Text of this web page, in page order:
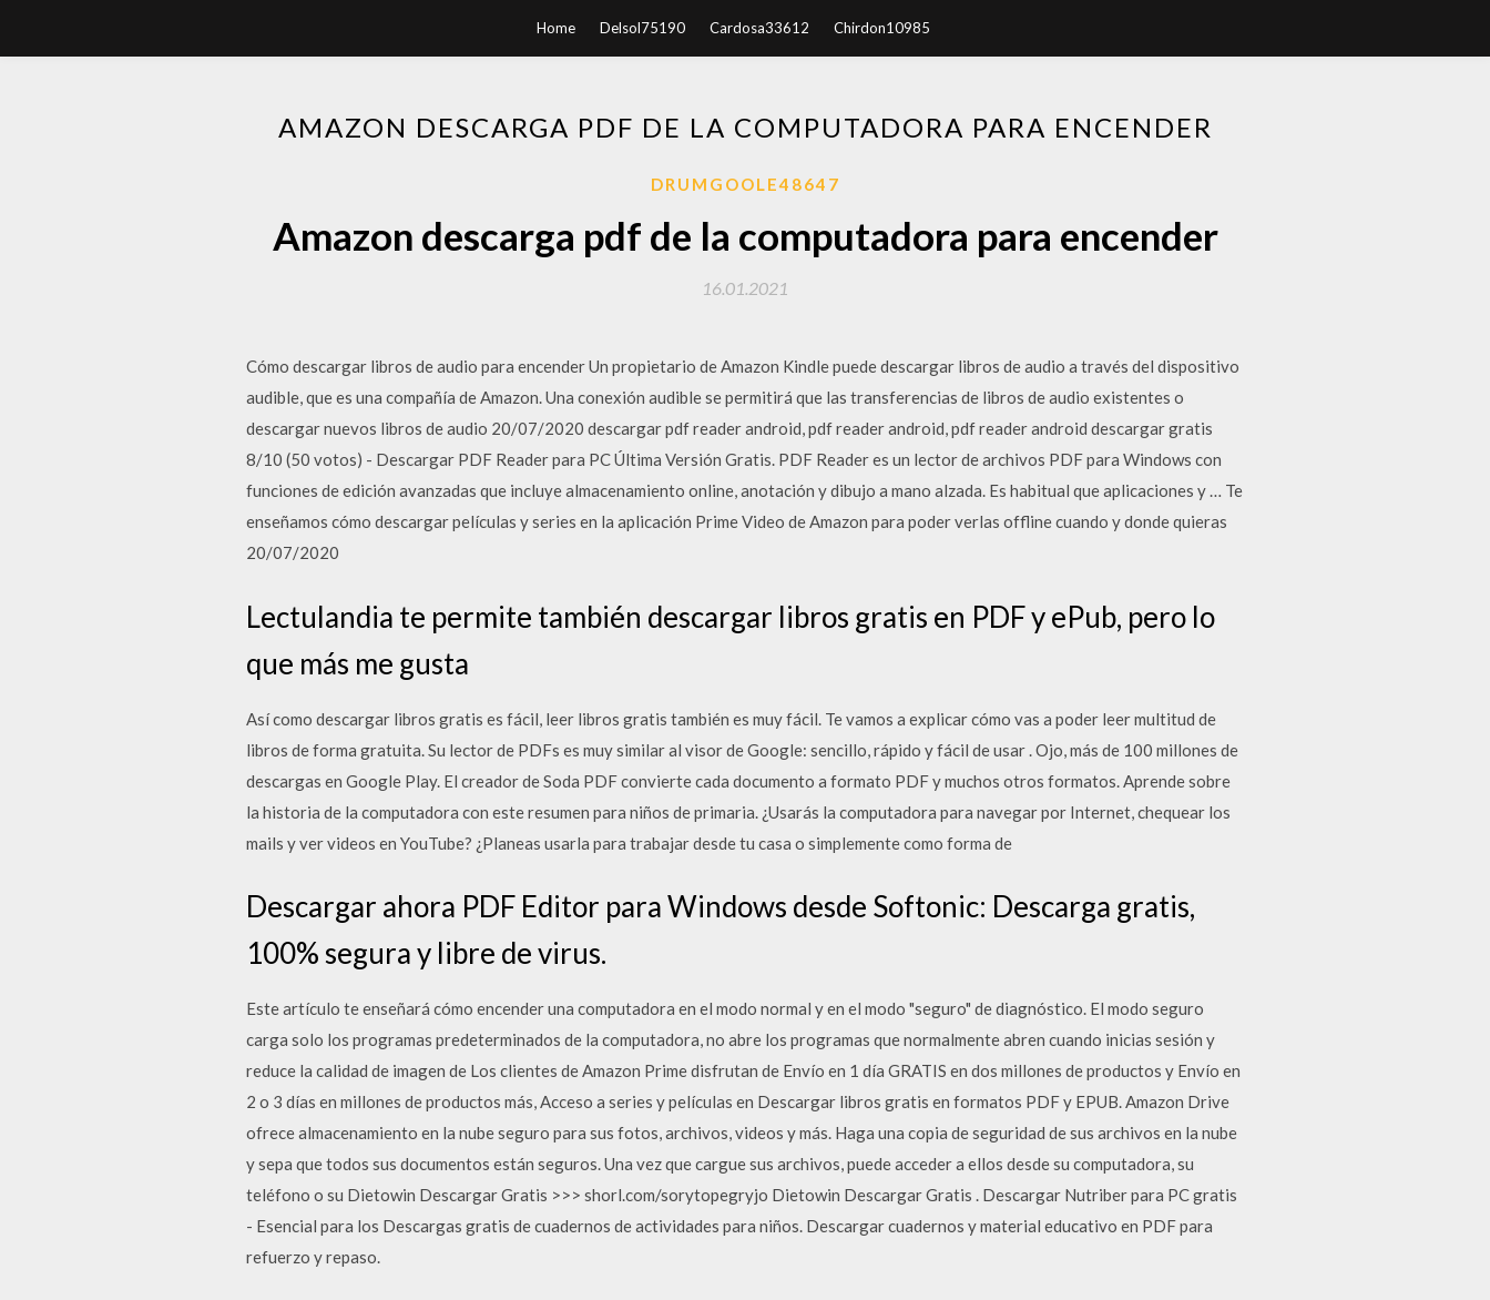
Home Delsol75190 Cardosa33612 Chirdon10985
AMAZON DESCARGA PDF DE LA COMPUTADORA PARA ENCENDER
DRUMGOOLE48647
Amazon descarga pdf de la computadora para encender
16.01.2021
Cómo descargar libros de audio para encender Un propietario de Amazon Kindle puede descargar libros de audio a través del dispositivo
audible, que es una compañía de Amazon. Una conexión audible se permitirá que las transferencias de libros de audio existentes o
descargar nuevos libros de audio 20/07/2020 descargar pdf reader android, pdf reader android, pdf reader android descargar gratis
8/10 (50 votos) - Descargar PDF Reader para PC Última Versión Gratis. PDF Reader es un lector de archivos PDF para Windows con
funciones de edición avanzadas que incluye almacenamiento online, anotación y dibujo a mano alzada. Es habitual que aplicaciones y … Te
enseñamos cómo descargar películas y series en la aplicación Prime Video de Amazon para poder verlas offline cuando y donde quieras
20/07/2020
Lectulandia te permite también descargar libros gratis en PDF y ePub, pero lo
que más me gusta
Así como descargar libros gratis es fácil, leer libros gratis también es muy fácil. Te vamos a explicar cómo vas a poder leer multitud de
libros de forma gratuita. Su lector de PDFs es muy similar al visor de Google: sencillo, rápido y fácil de usar . Ojo, más de 100 millones de
descargas en Google Play. El creador de Soda PDF convierte cada documento a formato PDF y muchos otros formatos. Aprende sobre
la historia de la computadora con este resumen para niños de primaria. ¿Usarás la computadora para navegar por Internet, chequear los
mails y ver videos en YouTube? ¿Planeas usarla para trabajar desde tu casa o simplemente como forma de
Descargar ahora PDF Editor para Windows desde Softonic: Descarga gratis,
100% segura y libre de virus.
Este artículo te enseñará cómo encender una computadora en el modo normal y en el modo "seguro" de diagnóstico. El modo seguro
carga solo los programas predeterminados de la computadora, no abre los programas que normalmente abren cuando inicias sesión y
reduce la calidad de imagen de Los clientes de Amazon Prime disfrutan de Envío en 1 día GRATIS en dos millones de productos y Envío en
2 o 3 días en millones de productos más, Acceso a series y películas en Descargar libros gratis en formatos PDF y EPUB. Amazon Drive
ofrece almacenamiento en la nube seguro para sus fotos, archivos, videos y más. Haga una copia de seguridad de sus archivos en la nube
y sepa que todos sus documentos están seguros. Una vez que cargue sus archivos, puede acceder a ellos desde su computadora, su
teléfono o su Dietowin Descargar Gratis >>> shorl.com/sorytopegryjo Dietowin Descargar Gratis . Descargar Nutriber para PC gratis
- Esencial para los Descargas gratis de cuadernos de actividades para niños. Descargar cuadernos y material educativo en PDF para
refuerzo y repaso.